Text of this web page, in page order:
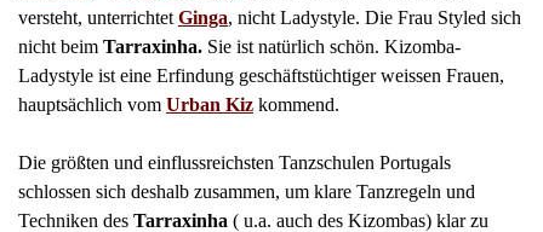
versteht, unterrichtet Ginga, nicht Ladystyle. Die Frau Styled sich
nicht beim Tarraxinha. Sie ist natürlich schön. Kizomba-
Ladystyle ist eine Erfindung geschäftstüchtiger weissen Frauen,
hauptsächlich vom Urban Kiz kommend.
Die größten und einflussreichsten Tanzschulen Portugals
schlossen sich deshalb zusammen, um klare Tanzregeln und
Techniken des Tarraxinha ( u.a. auch des Kizombas) klar zu